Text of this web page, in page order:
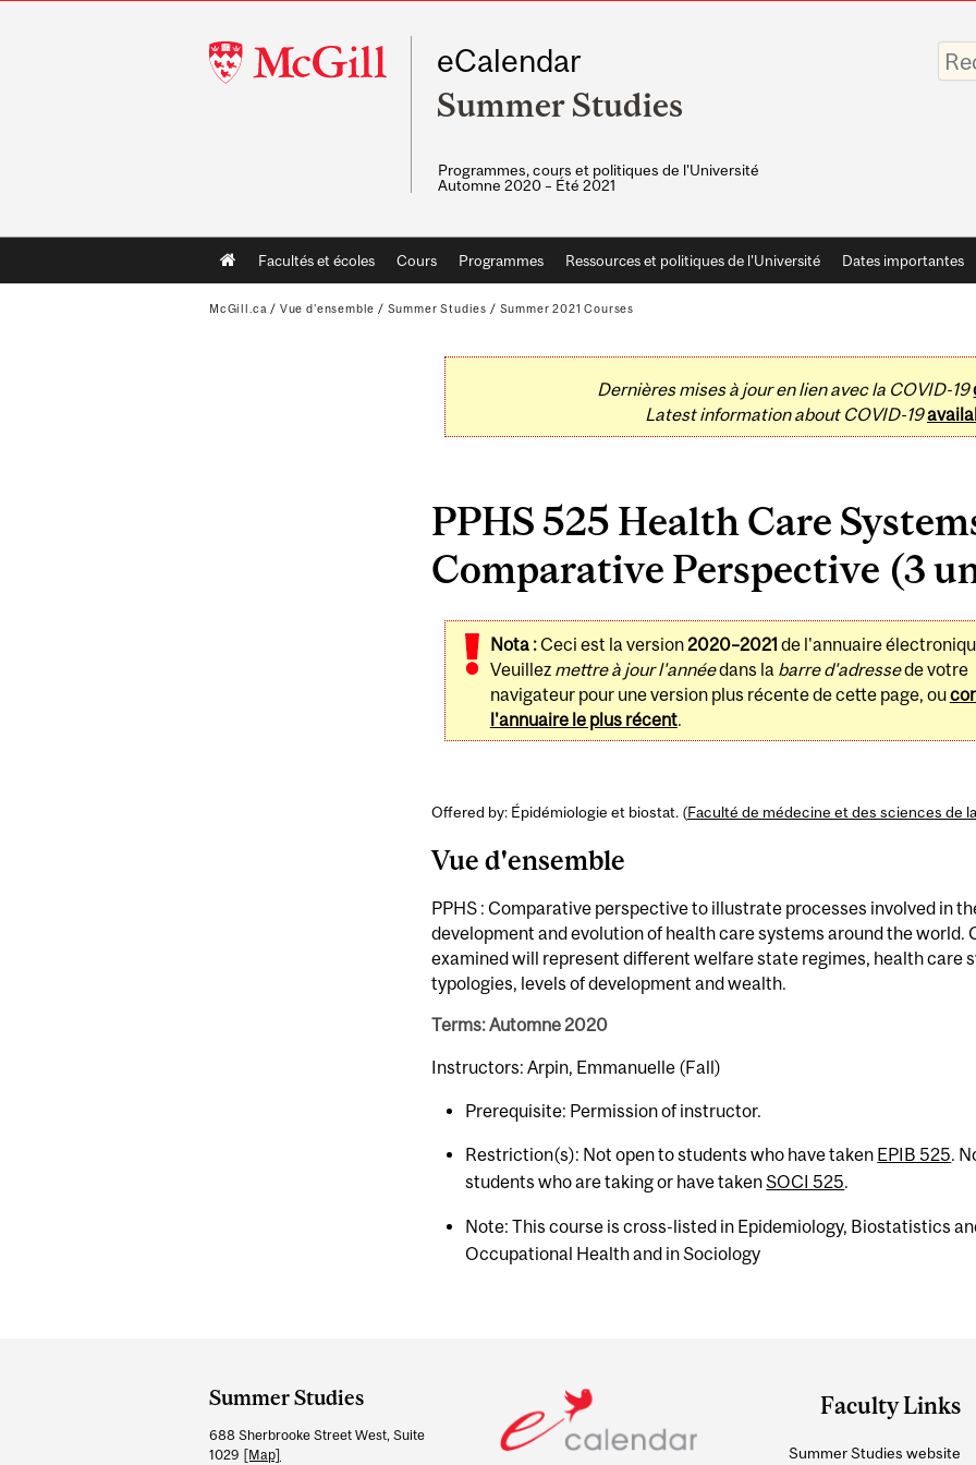
McGill
University
eCalendar
Summer Studies
Programmes, cours et politiques de l'Université
Automne 2020 – Été 2021
vos
mots-
Main
navigation
Facultés et écoles Cours Programmes Ressources et politiques de l'Université Dates importantes
McGill.ca / Vue d'ensemble / Summer Studies / Summer 2021 Courses
Dernières mises à jour en lien avec la COVID-19
Latest information about COVID-19
PPHS 525 Health Care
Comparative Perspective (3
Nota :Ceci est la version2020–2021 de l'annuaire
Veuillez mettre à jour l'annéedans la barre d'adressede votre
navigateur pour une version plus récente de cette page, ou
l'annuaire le plus récent.
Offered by: Épidémiologie et biostat. (Faculté de médecine et des sciences de
Vue d'ensemble
PPHS : Comparative perspective to illustrate processes involved in
development and evolution of health care systems around the world.
examined will represent different welfare state regimes, health care
typologies, levels of development and wealth.
Terms: Automne 2020
Instructors: Arpin, Emmanuelle (Fall)
Prerequisite: Permission of instructor.
Restriction(s): Not open to students who have taken EPIB 525.
students who are taking or have takenSOCI 525.
Note: This course is cross-listed in Epidemiology, Biostatistics
Occupational Health and in Sociology
and
University
Summer Studies
688 Sherbrooke Street West, Suite
1029 [Map]
Faculty Links
Summer Studies website